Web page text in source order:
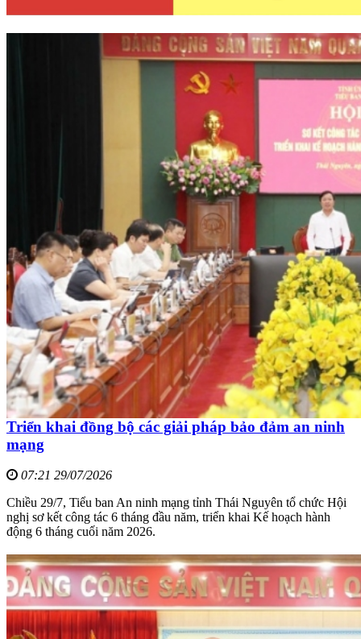
Triển khai đồng bộ các giải pháp bảo đảm an ninh
mạng
07:21 29/07/2026
Chiều 29/7, Tiểu ban An ninh mạng tỉnh Thái Nguyên tổ chức Hội
nghị sơ kết công tác 6 tháng đầu năm, triển khai Kế hoạch hành
động 6 tháng cuối năm 2026.